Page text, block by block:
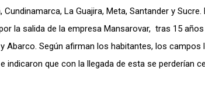
Cundinamarca, La Guajira, Meta, Santander y
la salida de la empresa Mansarovar, tras 15
Abarco. Según afirman los habitantes, los
indicaron que con la llegada de esta se perderían